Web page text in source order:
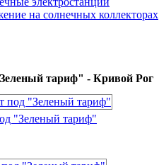
на солнечных коллекторах
тариф" - Кривой Рог
"Зеленый тариф"